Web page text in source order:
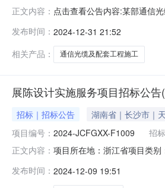
正文内容： 点击查看公告内容:某部通信
人为某单位。本项目已具备
发布时间： 2024-12-31 21:52
相关产品：
通信光缆及配套工程施工
展陈设计实施服务项目招标公
招标｜招标公告 湖南省｜长沙市｜
项目编号： 2024-JCFGXX-F1009 招
正文内容： 项目所在地：浙江省项目类
馆展陈设计实施服务详细设
发布时间： 2024-12-09 19:51